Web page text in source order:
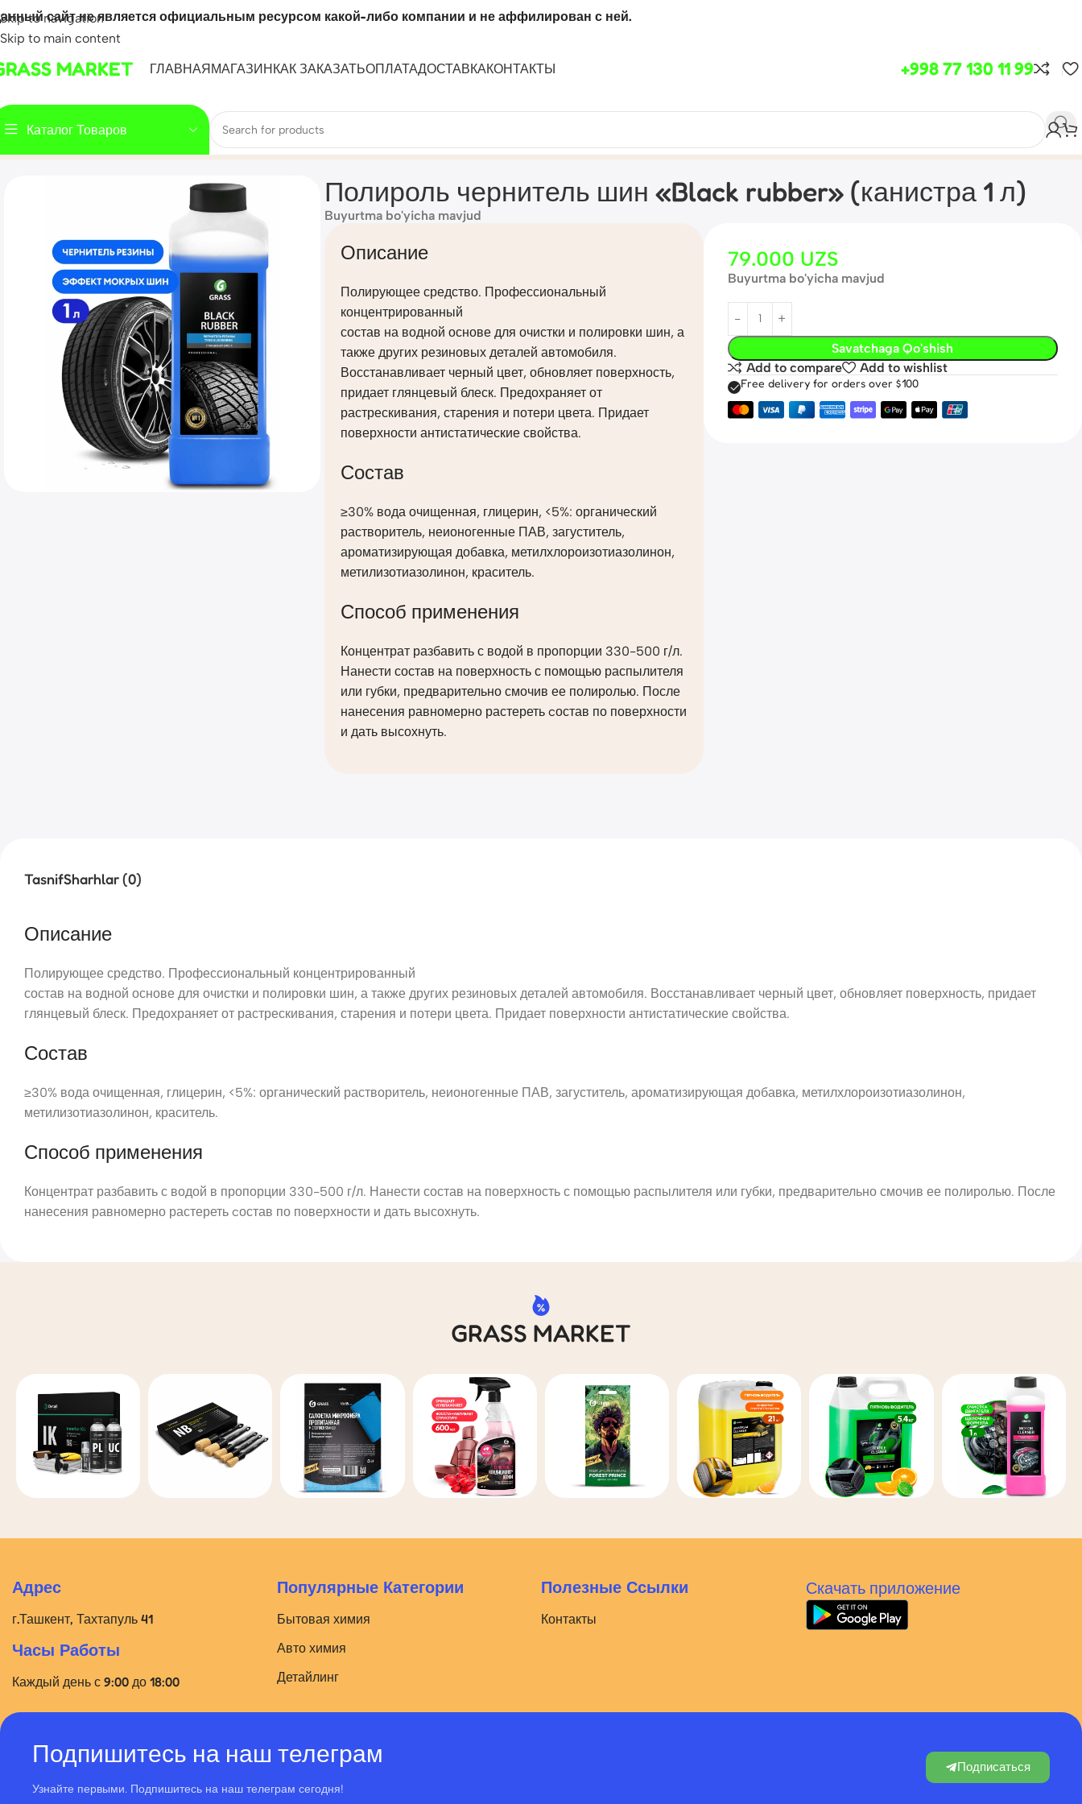
Skip to navigation
Skip to main content
сайт не является официальным ресурсом какой-либо компании и не аффилирован с ней.
MARKET ГЛАВНАЯМАГАЗИНКАК ЗАКАЗАТЬОПЛАТАДОСТАВКАКОНТАКТЫ +998 77 130 11 99
Каталог Товаров
Полироль чернитель шин «Black rubber» (канистра 1 л)
Полироль чернитель шин «Black rubber» (канистра 1 л)
Buyurtma bo'yicha mavjud
Описание
Полирующее средство. Профессиональный
концентрированный
состав на водной основе для очистки и полировки шин, а
также других резиновых деталей автомобиля.
Восстанавливает черный цвет, обновляет поверхность,
придает глянцевый блеск. Предохраняет от
растрескивания, старения и потери цвета. Придает
поверхности антистатические свойства.
Состав
≥30% вода очищенная, глицерин, <5%: органический
растворитель, неионогенные ПАВ, загуститель,
ароматизирующая добавка, метилхлороизотиазолинон,
метилизотиазолинон, краситель.
Способ применения
Концентрат разбавить с водой в пропорции 330-500 г/л.
Нанести состав на поверхность с помощью распылителя
или губки, предварительно смочив ее полиролью. После
нанесения равномерно растереть cостав по поверхности
и дать высохнуть.
79.000 UZS
Buyurtma bo'yicha mavjud
Savatchaga Qo'shish
Add to compare
Add to wishlist
Free delivery for orders over $100
TasnifSharhlar (0)
Описание
Полирующее средство. Профессиональный концентрированный
состав на водной основе для очистки и полировки шин, а также других резиновых деталей автомобиля. Восстанавливает черный цвет, обновляет поверхность, придает
глянцевый блеск. Предохраняет от растрескивания, старения и потери цвета. Придает поверхности антистатические свойства.
Состав
≥30% вода очищенная, глицерин, <5%: органический растворитель, неионогенные ПАВ, загуститель, ароматизирующая добавка, метилхлороизотиазолинон,
метилизотиазолинон, краситель.
Способ применения
Концентрат разбавить с водой в пропорции 330-500 г/л. Нанести состав на поверхность с помощью распылителя или губки, предварительно смочив ее полиролью. После
нанесения равномерно растереть cостав по поверхности и дать высохнуть.
GRASS MARKET
Адрес
г.Ташкент, Тахтапуль 41
Часы Работы
Каждый день с 9:00 до 18:00
Популярные Категории
Бытовая химия
Авто химия
Детайлинг
Полезные Ссылки
Контакты
Скачать приложение
Подпишитесь на наш телеграм
Узнайте первыми. Подпишитесь на наш телеграм сегодня!
Подписаться